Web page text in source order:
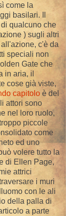
come la
basilari. Il
qualcuno che
) sugli altri
c'è da
speciali non
Gate che
in aria, il
cose già viste,
capitolo è del
attori sono
nel loro ruolo,
piccole
come
ed uno
volere tutto la
di Ellen Page,
attrici
i muri
con le ali
della palla di
a parte